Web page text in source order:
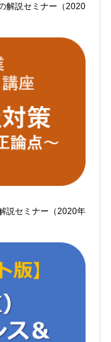
解説セミナー（2020
説セミナー（2020年